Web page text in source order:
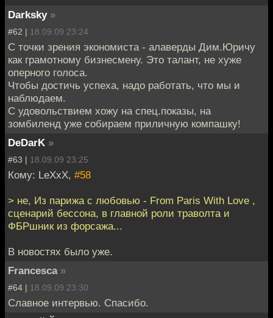
Darksky »
#62 | 18.09.09 23:24
С точки зрения экономиста - алаверды Дим.Юричу
как грамотному бизнесмену. Это талант, не хуже
оперного голоса.
Чтобы достичь успеха, надо работать, что мы и
наблюдаем.
С удовольствием хожу на спец.показы, на
зомбиленд уже собираем приличную компашку!
DeDarK »
#63 | 18.09.09 23:25
Кому: LeXxX, #58
> не, Из парижа с любовью - From Paris With Love ,
сценарий бессона, в главной роли траволта и
ФБРшник из форсажа...
В новостях было уже.
Francesca »
#64 | 18.09.09 23:30
Славное интервью. Спасибо.